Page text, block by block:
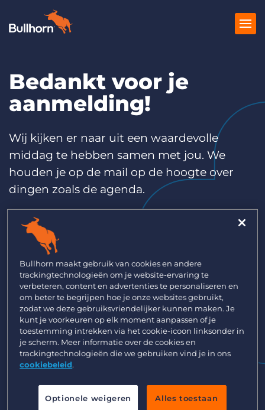
Producten
Prijzen
Marketplace
Over Ons
Vraag een demo aan Inloggen
Bedankt voor je
aanmelding!
Wij kijken er naar uit een waardevolle
middag te hebben samen met jou. We
houden je op de mail op de hoogte over
dingen zoals de agenda.
Bullhorn maakt gebruik van cookies en andere
trackingtechnologieën om je website-ervaring te
verbeteren, content en advertenties te personaliseren en
om beter te begrijpen hoe je onze websites gebruikt,
zodat we deze gebruiksvriendelijker kunnen maken. Je
kunt je voorkeuren op elk moment aanpassen of je
toestemming intrekken via het cookie-icoon linksonder in
je scherm. Meer informatie over de cookies en
trackingtechnologieën die we gebruiken vind je in ons
cookiebeleid.
Optionele weigeren Alles toestaan